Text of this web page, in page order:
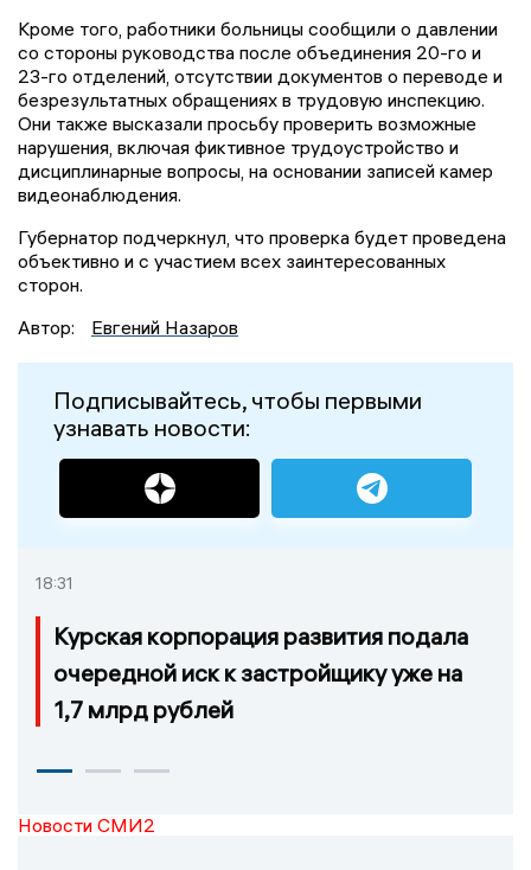
Кроме того, работники больницы сообщили о давлении
со стороны руководства после объединения 20-го и
23-го отделений, отсутствии документов о переводе и
безрезультатных обращениях в трудовую инспекцию.
Они также высказали просьбу проверить возможные
нарушения, включая фиктивное трудоустройство и
дисциплинарные вопросы, на основании записей камер
видеонаблюдения.
Губернатор подчеркнул, что проверка будет проведена
объективно и с участием всех заинтересованных
сторон.
Автор:
Евгений Назаров
Подписывайтесь, чтобы первыми
узнавать новости:
18:31
Курская корпорация развития подала
очередной иск к застройщику уже на
1,7 млрд рублей
Новости СМИ2